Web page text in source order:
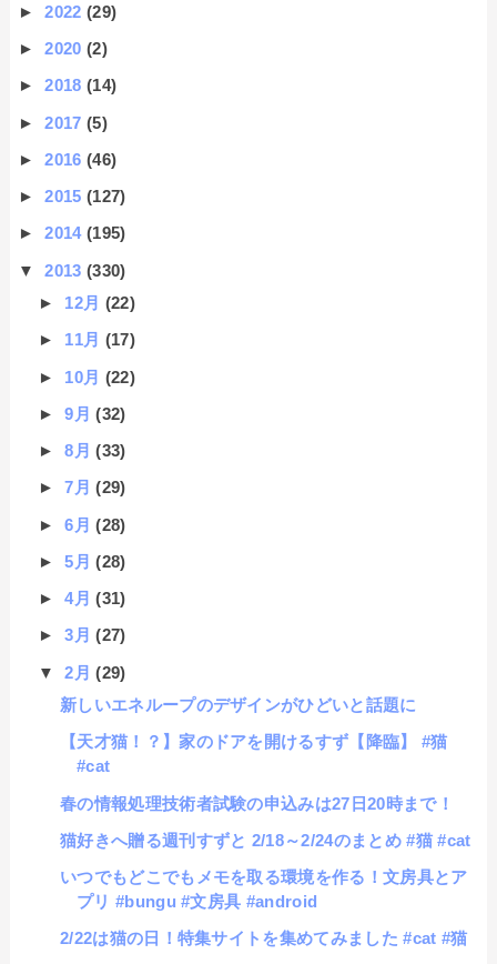
►2022(29)
►2020(2)
►2018(14)
►2017(5)
►2016(46)
►2015(127)
►2014(195)
▼2013(330)
► 12月 (22)
► 11月 (17)
► 10月 (22)
►9月(32)
►8月(33)
►7月(29)
►6月(28)
►5月(28)
►4月(31)
►3月(27)
▼2月(29)
新しいエネループのデザインがひどいと話題に
【天才猫！？】家のドアを開けるすず【降臨】 #猫
#cat
春の情報処理技術者試験の申込みは27日20時まで！
猫好きへ贈る週刊すずと 2/18～2/24のまとめ #猫 #cat
いつでもどこでもメモを取る環境を作る！文房具とア
プリ #bungu #文房具 #android
2/22は猫の日！特集サイトを集めてみました #cat #猫